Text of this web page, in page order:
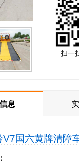
扫一
息
V7国六黄牌清障